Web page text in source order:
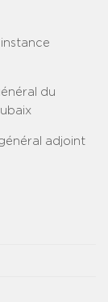
du
adjoint